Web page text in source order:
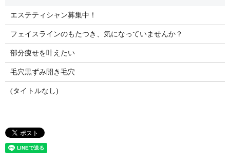
エステティシャン募集中！
フェイスラインのもたつき、気になっていませんか？
部分痩せを叶えたい
毛穴黒ずみ開き毛穴
(タイトルなし)